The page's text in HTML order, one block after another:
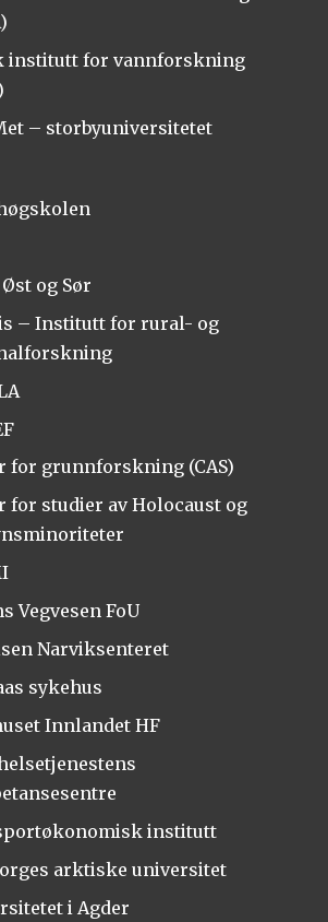
institutt for vannforskning
– storbyuniversitetet
Øst og Sør
– Institutt for rural- og
for grunnforskning (CAS)
for studier av Holocaust og
Vegvesen FoU
Narviksenteret
sykehus
Innlandet HF
institutt
arktiske universitet
i Agder